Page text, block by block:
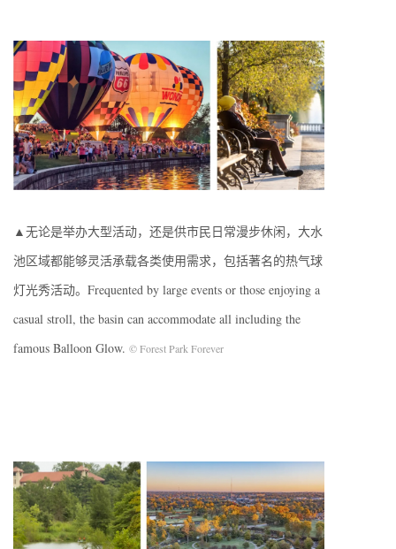
▲无论是举办大型活动，还是供市民日常漫步休闲，大水
池区域都能够灵活承载各类使用需求，包括著名的热气球
灯光秀活动。Frequented by large events or those enjoying a
casual stroll, the basin can accommodate all including the
famous Balloon Glow. © Forest Park Forever